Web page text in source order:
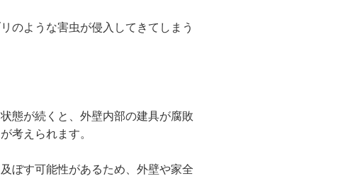
のような害虫が侵入してきてしまう
態が続くと、外壁内部の建具が腐敗
考えられます。
ぼす可能性があるため、外壁や家全